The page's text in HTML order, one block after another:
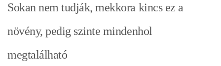
Sokan nem tudják, mekkora kincs ez a
növény, pedig szinte mindenhol
megtalálható